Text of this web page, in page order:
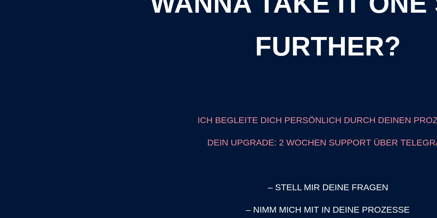
FURTHER?
ICH BEGLEITE DICH PERSÖNLICH DURCH DEINEN
DEIN UPGRADE: 2 WOCHEN SUPPORT ÜBER
– STELL MIR DEINE FRAGEN
– NIMM MICH MIT IN DEINE PROZESSE